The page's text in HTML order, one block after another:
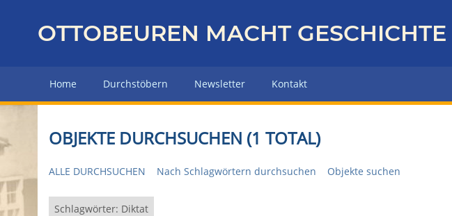
z
r
H
u
p
OTTOBEUREN MACHT GESCHICHTE
Home Durchstöbern Newsletter Kontakt
OBJEKTE DURCHSUCHEN (1 TOTAL)
ALLE DURCHSUCHEN Nach Schlagwörtern durchsuchen Objekte suchen
Schlagwörter: Diktat